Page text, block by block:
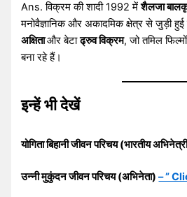
Ans. विक्रम की शादी 1992 मेंशैलजा
मनोवैज्ञानिक और अकादमिक क्षेत्र से जुड़ी
अक्षिताऔर बेटाढ्रुव विक्रम, जो तमिल
बना रहे हैं।
इन्हें भी देखें
योगिता बिहानी जीवन परिचय (भारतीय
उन्नी मुकुंदन जीवन परिचय (अभिनेता)– ”